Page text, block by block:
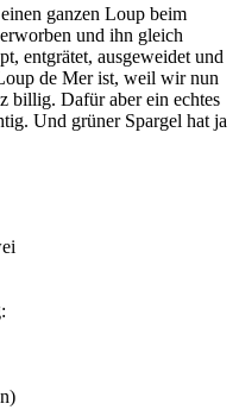
ganzen Loup beim
und ihn gleich
entgrätet, ausgeweidet und
de Mer ist, weil wir nun
billig. Dafür aber ein echtes
Und grüner Spargel hat ja